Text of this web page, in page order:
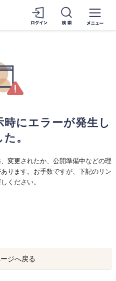
にエラーが発生し
。
変更されたか、公開準備中などの理
ります。お手数ですが、下記のリン
ください。
ジへ戻る